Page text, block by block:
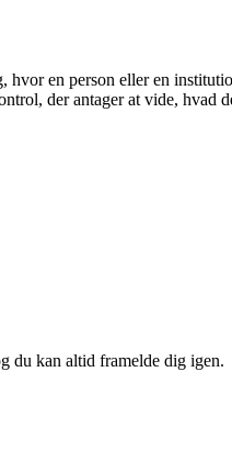
hvor en person eller en
der antager at vide, hvad
du kan altid framelde dig igen.